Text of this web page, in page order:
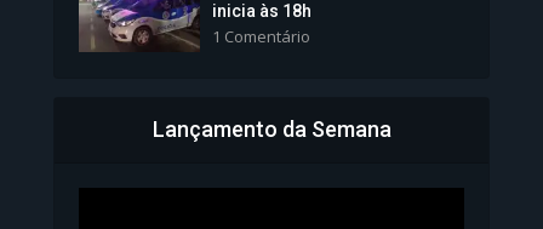
Bahia inicia emissão da
inicia às 18h
1 Comentário
Lançamento da Semana